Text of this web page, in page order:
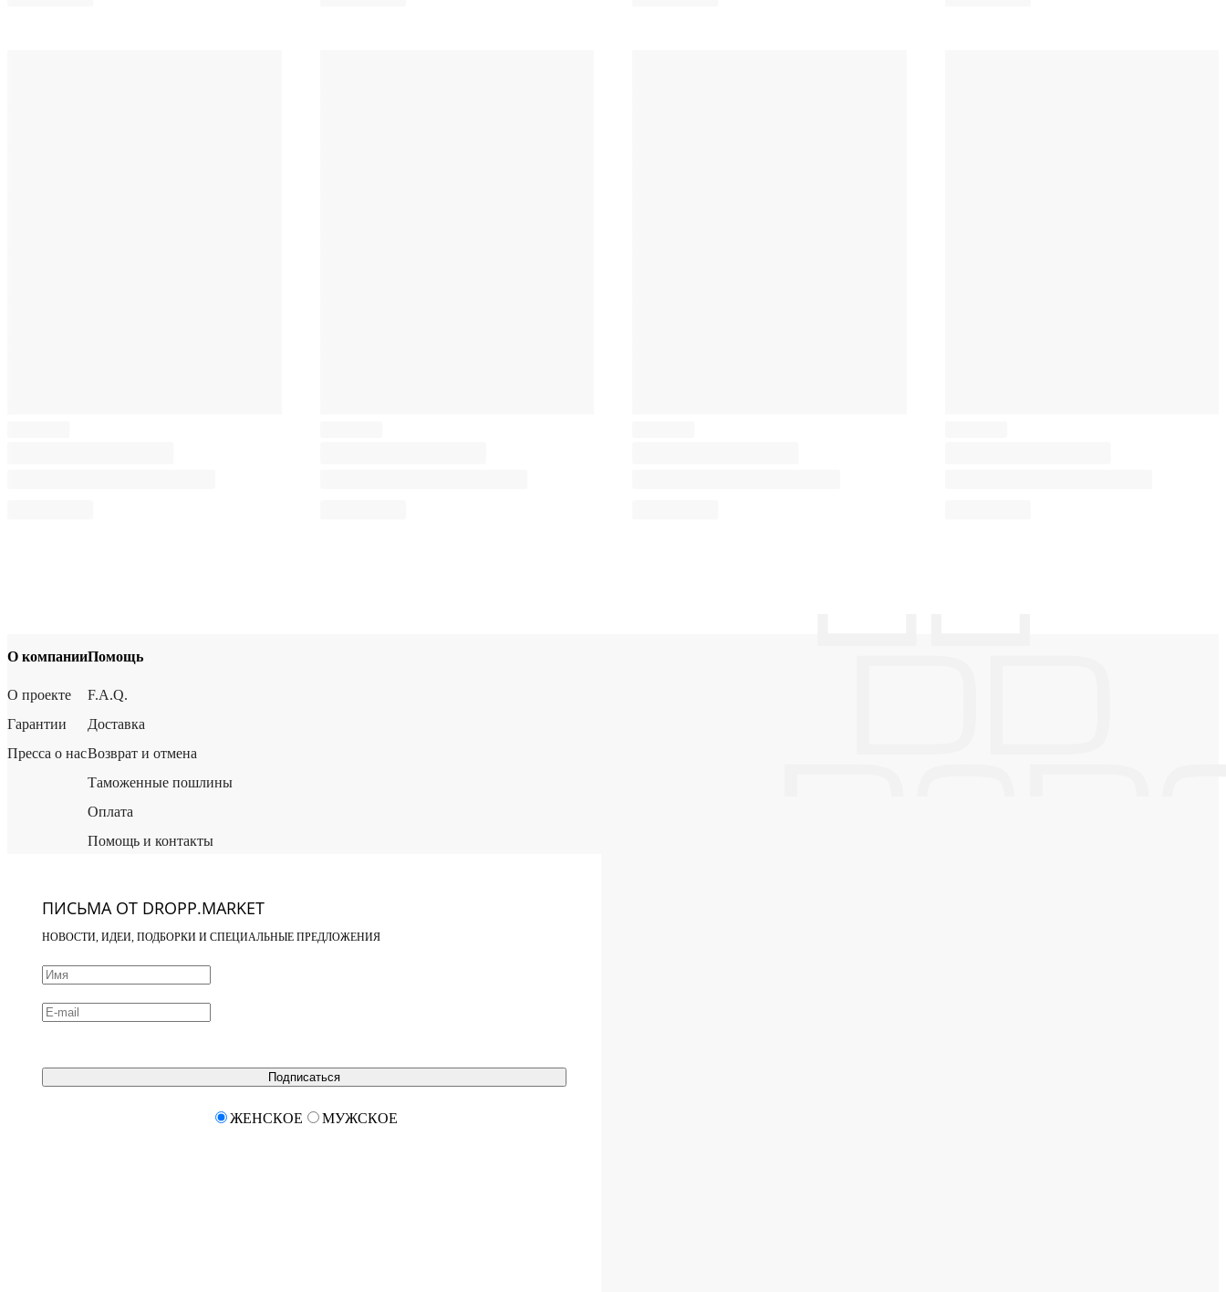
О компании
О проекте
Гарантии
Пресса о нас
Помощь
F.A.Q.
Доставка
Возврат и отмена
Таможенные пошлины
Оплата
Помощь и контакты
ПИСЬМА ОТ DROPP.MARKET
НОВОСТИ, ИДЕИ, ПОДБОРКИ И СПЕЦИАЛЬНЫЕ ПРЕДЛОЖЕНИЯ
Подписаться
ЖЕНСКОЕ МУЖСКОЕ